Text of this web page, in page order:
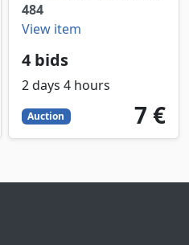
484
View item
4 bids
2 days 4 hours
Auction 7
EUR
7 €